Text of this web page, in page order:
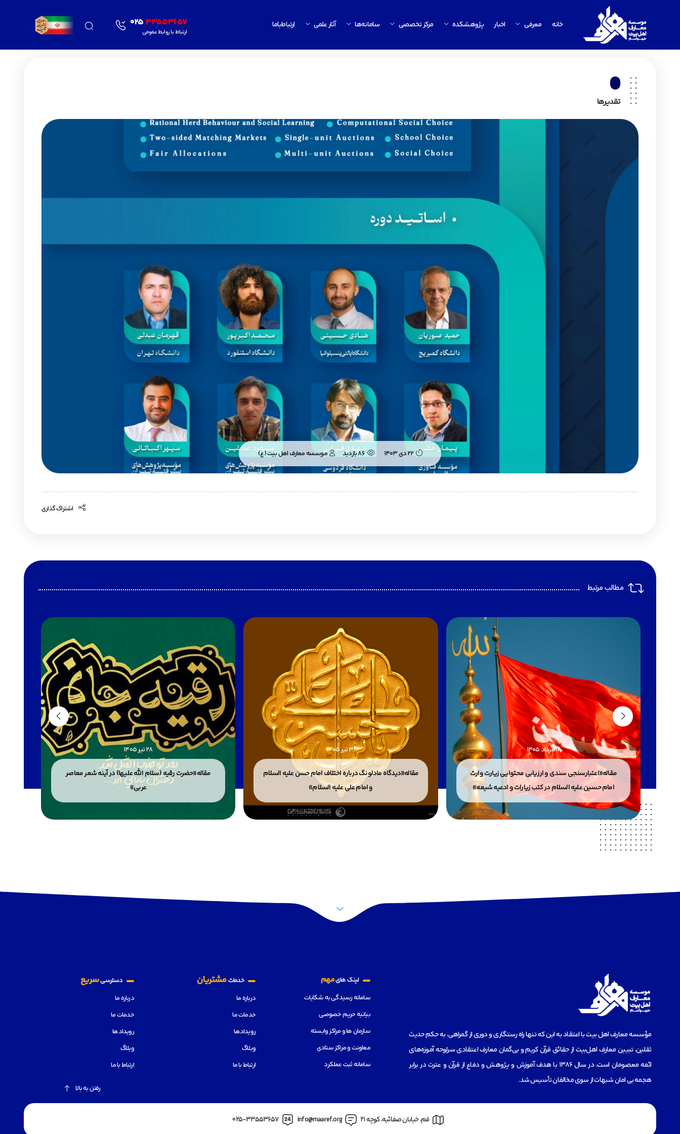
خانه معرفی اخبار پژوهشکده مرکز تخصصی سامانه‌ها آثار علمی ارتباط‌باما 02533553657
ارتباط با روابط عمومی
تقدیرها
22 دی 1403 86 بازدید موسسه معارف اهل بیت (ع)
اشتراک گذاری
مطالب مرتبط
12 مرداد 1405
مقاله«اعتبارسنجی سندی و ارزیابی محتوایی زیارت وارث
امام حسین علیه السلام در کتب زیارات و ادعیه شیعه»
31 تیر 1405
مقاله«دیدگاه مادلونگ درباره اختلاف امام حسن علیه السلام
و امام علی علیه السلام»
28 تیر 1405
مقاله«حضرت رقیه (سلام الله علیها) در آینه شعر معاصر
عربی»
مؤسسه‌ معارف اهل بیت با اعتقاد به این که تنها راه رستگاری و دوری از گمراهی، به حکم حدیث
ثقلین، تبیین معارف اهل‌بیت از حقائق قرآن کریم و بی‌گمان معارف اعتقادی سرلوحه آموزه‌های
ائمه معصومان است، در سال 1386 با هدف آموزش و پژوهش و دفاع از قرآن و عترت در برابر
هجمه بی امان شبهات از سوی مخالفان تأسیس شد.
لینک هایمهم
سامانه رسیدگی به شکایات
بیانیه حریم خصوصی
سازمان ها و مراکز وابسته
معاونت و مراکز ستادی
سامانه ثبت عملکرد
خدماتمشتریان
درباره ما
خدمات ما
رویدادها
وبلاگ
ارتباط با ما
دسترسیسریع
درباره ما
خدمات ما
رویدادها
وبلاگ
ارتباط با ما
رفتن به بالا
قم، خیابان صفائیه، کوچه 21 info@maaref.org
025-33553657